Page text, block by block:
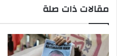
مقالات ذات صلة